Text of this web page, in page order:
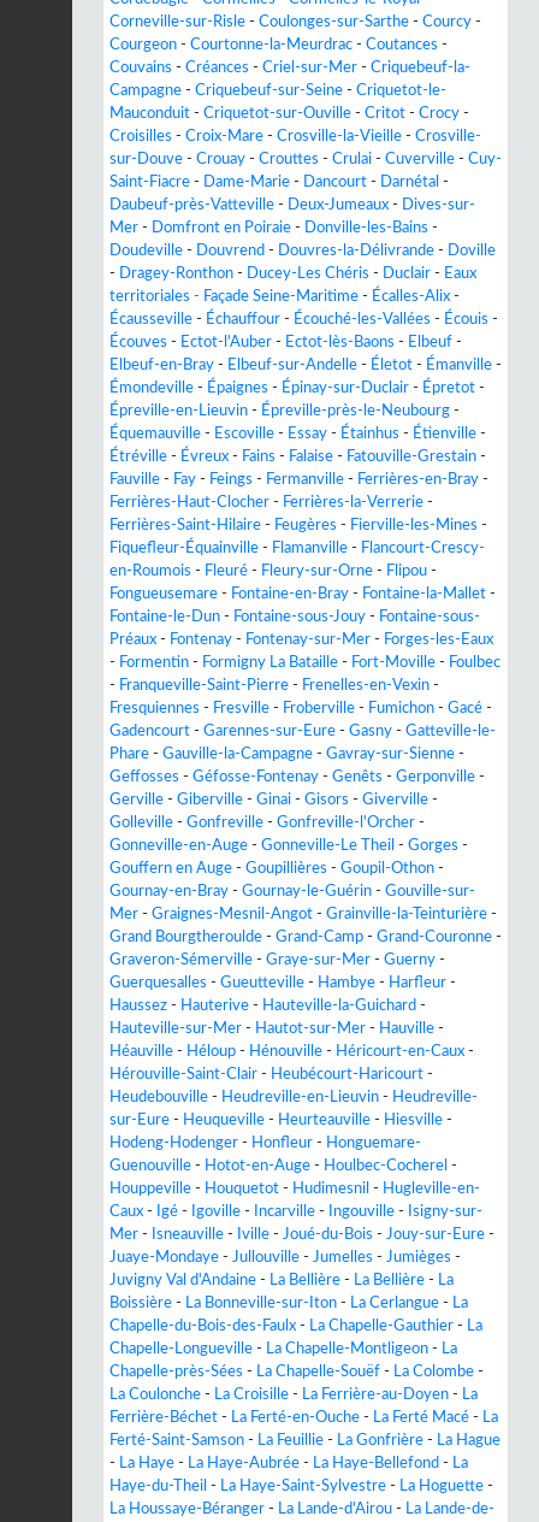
Corneville-sur-Risle - Coulonges-sur-Sarthe - Courcy -
Courgeon - Courtonne-la-Meurdrac - Coutances -
Couvains - Créances - Criel-sur-Mer - Criquebeuf-la-
Campagne - Criquebeuf-sur-Seine - Criquetot-le-
Mauconduit - Criquetot-sur-Ouville - Critot - Crocy -
Croisilles - Croix-Mare - Crosville-la-Vieille - Crosville-
sur-Douve - Crouay - Crouttes - Crulai - Cuverville - Cuy-
Saint-Fiacre - Dame-Marie - Dancourt - Darnétal -
Daubeuf-près-Vatteville - Deux-Jumeaux -
Dives-sur-
Mer - Domfront en Poiraie - Donville-les-Bains -
Doudeville - Douvrend - Douvres-la-Délivrande -
Doville
-
Dragey-Ronthon - Ducey-Les Chéris - Duclair - Eaux
territoriales - Façade Seine-Maritime - Écalles-Alix -
Écausseville - Échauffour - Écouché-les-Vallées - Écouis -
Écouves - Ectot-l'Auber - Ectot-lès-Baons - Elbeuf -
Elbeuf-en-Bray - Elbeuf-sur-Andelle - Életot - Émanville -
Émondeville - Épaignes - Épinay-sur-Duclair - Épretot -
Épreville-en-Lieuvin - Épreville-près-le-Neubourg -
Équemauville - Escoville - Essay - Étainhus - Étienville -
Étréville - Évreux - Fains - Falaise - Fatouville-Grestain -
Fauville - Fay - Feings - Fermanville - Ferrières-en-Bray -
Ferrières-Haut-Clocher - Ferrières-la-Verrerie -
Ferrières-Saint-Hilaire - Feugères - Fierville-les-Mines -
Fiquefleur-Équainville - Flamanville - Flancourt-Crescy-
en-Roumois - Fleuré - Fleury-sur-Orne - Flipou -
Fongueusemare - Fontaine-en-Bray - Fontaine-la-Mallet -
Fontaine-le-Dun - Fontaine-sous-Jouy - Fontaine-sous-
Préaux - Fontenay - Fontenay-sur-Mer - Forges-les-Eaux
- Formentin - Formigny La Bataille - Fort-Moville - Foulbec
- Franqueville-Saint-Pierre - Frenelles-en-Vexin -
Fresquiennes - Fresville - Froberville - Fumichon - Gacé -
Gadencourt - Garennes-sur-Eure - Gasny - Gatteville-le-
Phare - Gauville-la-Campagne - Gavray-sur-Sienne -
Geffosses - Géfosse-Fontenay - Genêts - Gerponville -
Gerville - Giberville - Ginai - Gisors - Giverville -
Golleville - Gonfreville - Gonfreville-l'Orcher -
Gonneville-en-Auge - Gonneville-Le Theil - Gorges -
Gouffern en Auge - Goupillières - Goupil-Othon -
Gournay-en-Bray - Gournay-le-Guérin - Gouville-sur-
Mer - Graignes-Mesnil-Angot - Grainville-la-Teinturière -
Grand Bourgtheroulde - Grand-Camp - Grand-Couronne -
Graveron-Sémerville - Graye-sur-Mer - Guerny -
Guerquesalles - Gueutteville - Hambye - Harfleur -
Haussez - Hauterive - Hauteville-la-Guichard -
Hauteville-sur-Mer - Hautot-sur-Mer - Hauville -
Héauville - Héloup - Hénouville - Héricourt-en-Caux -
Hérouville-Saint-Clair - Heubécourt-Haricourt -
Heudebouville - Heudreville-en-Lieuvin - Heudreville-
sur-Eure - Heuqueville - Heurteauville - Hiesville -
Hodeng-Hodenger - Honfleur - Honguemare-
Guenouville - Hotot-en-Auge - Houlbec-Cocherel -
Houppeville - Houquetot - Hudimesnil - Hugleville-en-
Caux - Igé - Igoville - Incarville - Ingouville -
Isigny-sur-
Mer - Isneauville - Iville - Joué-du-Bois - Jouy-sur-Eure -
Juaye-Mondaye - Jullouville - Jumelles - Jumièges -
Juvigny Val d'Andaine - La Bellière - La Bellière - La
Boissière - La Bonneville-sur-Iton - La Cerlangue - La
Chapelle-du-Bois-des-Faulx - La Chapelle-Gauthier - La
Chapelle-Longueville - La Chapelle-Montligeon - La
Chapelle-près-Sées - La Chapelle-Souëf - La Colombe -
La Coulonche - La Croisille - La Ferrière-au-Doyen - La
Ferrière-Béchet - La Ferté-en-Ouche - La Ferté Macé - La
Ferté-Saint-Samson - La Feuillie - La Gonfrière - La Hague
- La Haye - La Haye-Aubrée - La Haye-Bellefond - La
Haye-du-Theil - La Haye-Saint-Sylvestre - La Hoguette -
La Houssaye-Béranger - La Lande-d'Airou - La Lande-de-